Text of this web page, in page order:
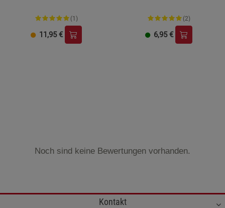
(1)
11,95 €
(2)
6,95 €
Noch sind keine Bewertungen vorhanden.
Kontakt